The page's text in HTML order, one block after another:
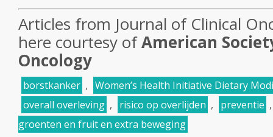
Articles from Journal of Clinical
here courtesy ofAmerican
Oncology
borstkanker , Women’s Health Initiative Dietary
overall overleving , risico op overlijden , preventie
groenten en fruit en extra beweging